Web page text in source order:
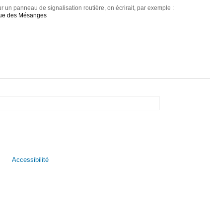
un panneau de signalisation routière, on écrirait, par exemple :
des Mésanges
Accessibilité